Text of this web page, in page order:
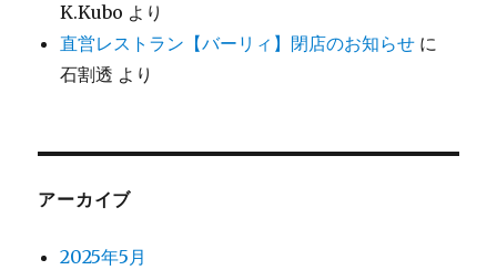
K.Kubo より
直営レストラン【バーリィ】閉店のお知らせ に
石割透 より
アーカイブ
2025年5月